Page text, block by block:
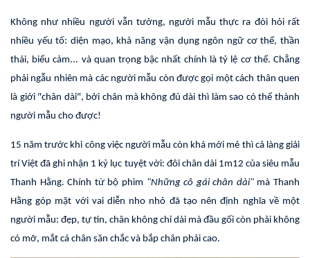
Không như nhiều người vẫn tưởng, người mẫu thực ra đòi hỏi rất
nhiều yếu tố: diện mạo, khả năng vận dụng ngôn ngữ cơ thể, thần
thái, biểu cảm... và quan trọng bậc nhất chính là tỷ lệ cơ thể. Chẳng
phải ngẫu nhiên mà các người mẫu còn được gọi một cách thân quen
là giới "chân dài", bởi chân mà không đủ dài thì làm sao có thể thành
người mẫu cho được!
15 năm trước khi công việc người mẫu còn khá mới mẻ thì cả làng giải
trí Việt đã ghi nhận 1 kỷ lục tuyệt vời: đôi chân dài 1m12 của siêu mẫu
Thanh Hằng. Chính từ bộ phim "Những cô gái chân dài"mà Thanh
Hằng góp mặt với vai diễn nho nhỏ đã tạo nên định nghĩa về một
người mẫu: đẹp, tự tin, chân không chỉ dài mà đầu gối còn phải không
có mỡ, mắt cá chân săn chắc và bắp chân phải cao.